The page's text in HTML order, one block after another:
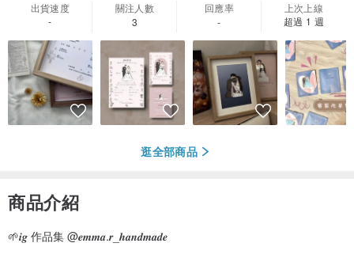
出貨速度
-
關注人數
3
回應率
-
上次上線
超過 1 週
逛全部商品
商品介紹
🌱𝒊𝒈 作品集 @𝒆𝒎𝒎𝒂.𝒓_𝒉𝒂𝒏𝒅𝒎𝒂𝒅𝒆